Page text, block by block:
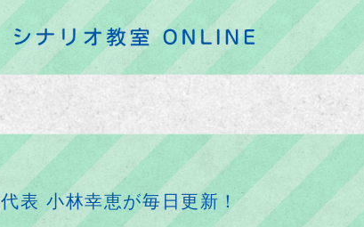
代表 小林幸恵が毎日更新！